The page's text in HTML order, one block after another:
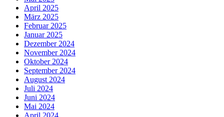
April 2025
März 2025
Februar 2025
Januar 2025
Dezember 2024
November 2024
Oktober 2024
September 2024
August 2024
Juli 2024
Juni 2024
Mai 2024
April 2024